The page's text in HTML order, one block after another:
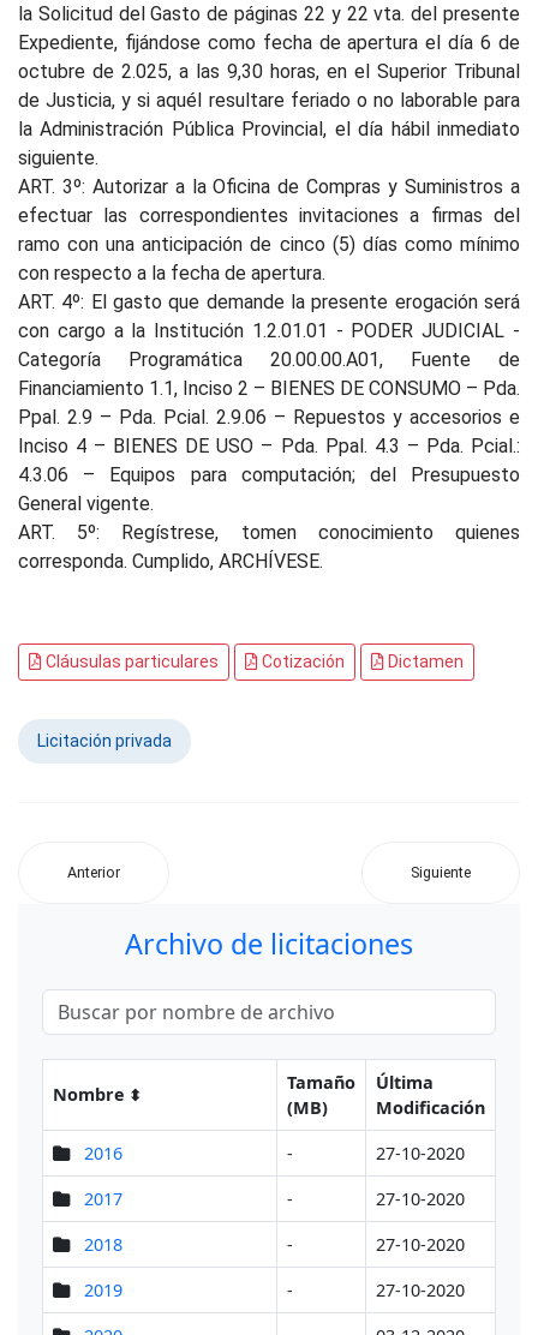
la Solicitud del Gasto de páginas 22 y 22 vta. del presente
Expediente, fijándose como fecha de apertura el día 6 de
octubre de 2.025, a las 9,30 horas, en el Superior Tribunal
de Justicia, y si aquél resultare feriado o no laborable para
la Administración Pública Provincial, el día hábil inmediato
siguiente.
ART. 3º: Autorizar a la Oficina de Compras y Suministros a
efectuar las correspondientes invitaciones a firmas del
ramo con una anticipación de cinco (5) días como mínimo
con respecto a la fecha de apertura.
ART. 4º: El gasto que demande la presente erogación será
con cargo a la Institución 1.2.01.01 - PODER JUDICIAL -
Categoría Programática 20.00.00.A01, Fuente de
Financiamiento 1.1, Inciso 2 – BIENES DE CONSUMO – Pda.
Ppal. 2.9 – Pda. Pcial. 2.9.06 – Repuestos y accesorios e
Inciso 4 – BIENES DE USO – Pda. Ppal. 4.3 – Pda. Pcial.:
4.3.06 – Equipos para computación; del Presupuesto
General vigente.
ART. 5º: Regístrese, tomen conocimiento quienes
corresponda. Cumplido, ARCHÍVESE.
Cláusulas particulares Cotización Dictamen
Licitación privada
Anterior Siguiente